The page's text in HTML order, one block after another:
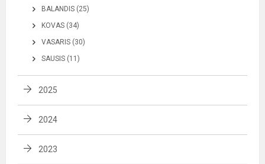
BALANDIS (25)
KOVAS (34)
VASARIS (30)
SAUSIS (11)
2025
2024
2023